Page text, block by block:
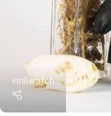
vinilwatch